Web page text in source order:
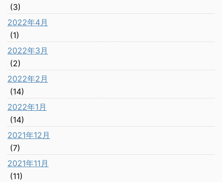
(3)
2022年4月
(1)
2022年3月
(2)
2022年2月
(14)
2022年1月
(14)
2021年12月
(7)
2021年11月
(11)